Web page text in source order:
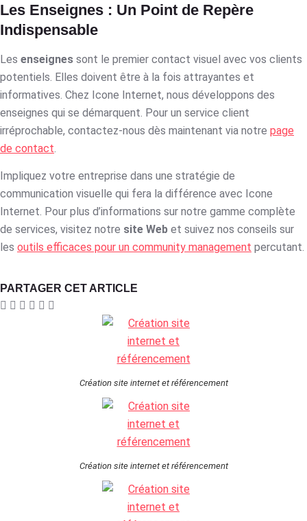
Les Enseignes : Un Point de Repère
Indispensable
Les enseignes sont le premier contact visuel avec vos clients
potentiels. Elles doivent être à la fois attrayantes et
informatives. Chez Icone Internet, nous développons des
enseignes qui se démarquent. Pour un service client
irréprochable, contactez-nous dès maintenant via notre page
de contact.
Impliquez votre entreprise dans une stratégie de
communication visuelle qui fera la différence avec Icone
Internet. Pour plus d’informations sur notre gamme complète
de services, visitez notre site Web et suivez nos conseils sur
les outils efficaces pour un community management percutant.
PARTAGER CET ARTICLE
Création site internet et référencement
Création site internet et référencement